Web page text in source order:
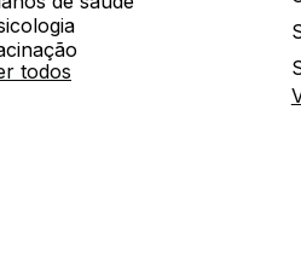
todos